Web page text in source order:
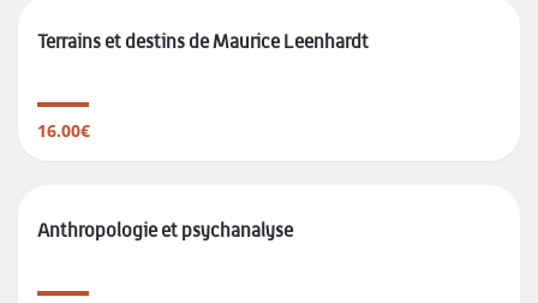
Terrains et destins de Maurice Leenhardt
16.00€
Anthropologie et psychanalyse